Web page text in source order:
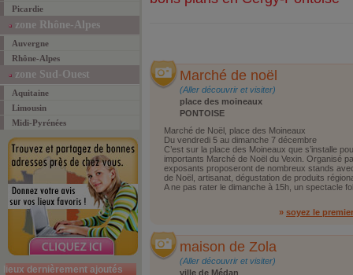
Picardie
zone Rhône-Alpes
Auvergne
Rhône-Alpes
zone Sud-Ouest
Aquitaine
Limousin
Midi-Pyrénées
lieux dernièrement ajoutés
Marché de noël
(Aller découvrir et visiter)
place des moineaux
PONTOISE
Marché de Noël, place des Moineaux
Du vendredi 5 au dimanche 7 décembre
C’est sur la place des Moineaux que s’installe
importants Marché de Noël du Vexin. Organisé
exposants proposeront de nombreux stands
de Noël, artisanat, dégustation de produits
A ne pas rater le dimanche à 15h, un spectacle
» soyez le
maison de Zola
(Aller découvrir et visiter)
ville de Médan